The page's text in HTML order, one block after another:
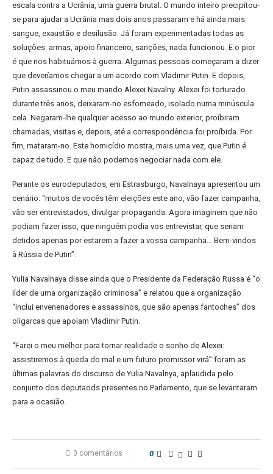
escala contra a Ucrânia, uma guerra brutal. O mundo inteiro precipitou-
se para ajudar a Ucrânia mas dois anos passaram e há ainda mais
sangue, exaustão e desilusão. Já foram experimentadas todas as
soluções: armas, apoio financeiro, sanções, nada funcionou. E o pior
é que nos habituámos à guerra. Algumas pessoas começaram a dizer
que deveríamos chegar a um acordo com Vladimir Putin. E depois,
Putin assassinou o meu marido Alexei Navalny. Alexei foi torturado
durante três anos, deixaram-no esfomeado, isolado numa minúscula
cela. Negaram-lhe qualquer acesso ao mundo exterior, proíbiram
chamadas, visitas e, depois, até a correspondência foi proíbida. Por
fim, mataram-no. Este homicídio mostra, mais uma vez, que Putin é
capaz de tudo. E que não podemos negociar nada com ele.
Perante os eurodeputados, em Estrasburgo, Navalnaya apresentou um
cenário: “muitos de vocês têm eleições este ano, vão fazer campanha,
vão ser entrevistados, divulgar propaganda. Agora imaginem que não
podiam fazer isso, que ninguém podia vos entrevistar, que seriam
detidos apenas por estarem a fazer a vossa campanha… Bem-vindos
à Rússia de Putin”.
Yulia Navalnaya disse ainda que o Presidente da Federação Russa é “o
líder de uma organização criminosa” e relatou que a organização
“inclui envenenadores e assassinos, que são apenas fantoches” dos
oligarcas que apoiam Vladimir Putin.
“Farei o meu melhor para tornar realidade o sonho de Alexei:
assistiremos à queda do mal e um futuro promissor virá” foram as
últimas palavras do discurso de Yulia Navalnya, aplaudida pelo
conjunto dos deputaods presentes no Parlamento, que se levantaram
para a ocasião.
0 comentários 0